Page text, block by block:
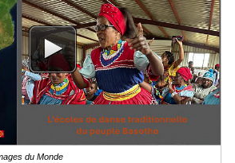
du Monde